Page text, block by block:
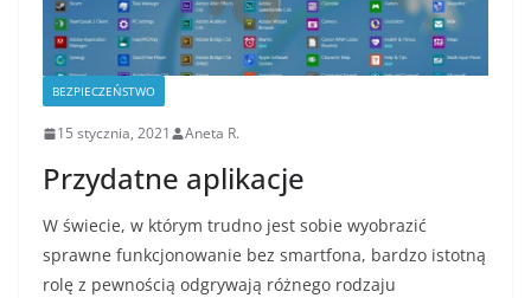
BEZPIECZEŃSTWO
15 stycznia, 2021 Aneta R.
Przydatne aplikacje
W świecie, w którym trudno jest sobie wyobrazić
sprawne funkcjonowanie bez smartfona, bardzo istotną
rolę z pewnością odgrywają różnego rodzaju